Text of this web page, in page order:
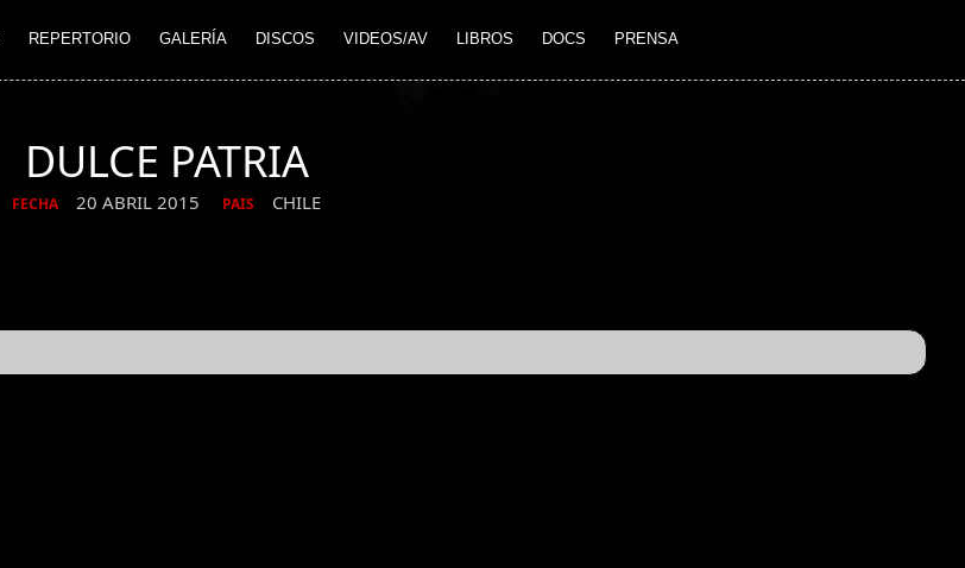
REPERTORIO GALERÍA DISCOS VIDEOS/AV LIBROS DOCS PRENSA
DULCE PATRIA
FECHA 20 ABRIL 2015 PAIS CHILE